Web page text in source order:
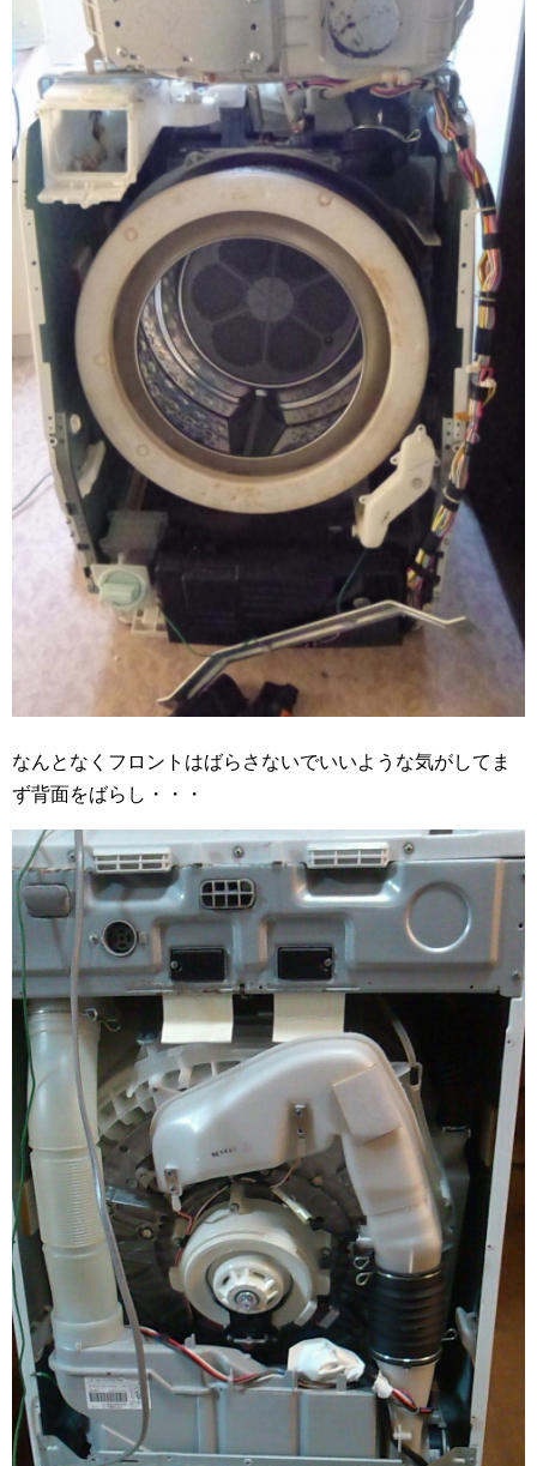
なんとなくフロントはばらさないでいいような気がしてま
ず背面をばらし・・・